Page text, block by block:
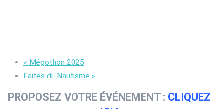
« Mégothon 2025
Faites du Nautisme »
PROPOSEZ VOTRE ÉVÉNEMENT : CLIQUEZ